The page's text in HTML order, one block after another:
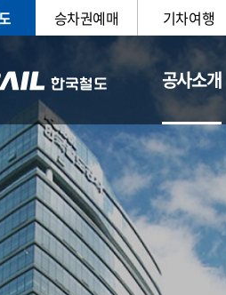
승차권예매 기차여행
공사소개
일반현황